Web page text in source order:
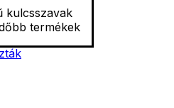
kulcsszavak
termékek